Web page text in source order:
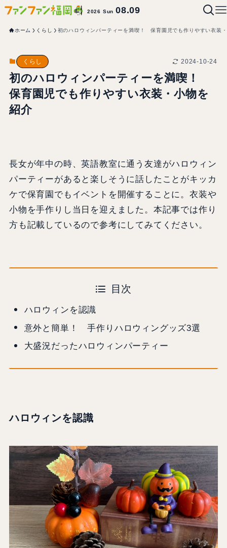
2026 Sun08.09
ホーム くらし 初のハロウィンパーティーを満喫！ 保育園児でも作りやすい衣装
くらし 2024-10-24
初のハロウィンパーティーを満喫！
保育園児でも作りやすい衣装・小物を
紹介
長女が年中の時、英語教室に通う友達がハロウィン
パーティーがあると楽しそうに話したことがキッカ
ケで保育園でもイベントを開催することに。衣装や
小物を手作りし当日を迎えました。本記事では作り
方も記載しているので参考にしてみてください。
目次
ハロウィンを認識
意外と簡単！ 手作りハロウィングッズ3選
大盛況だったハロウィンパーティー
ハロウィンを認識